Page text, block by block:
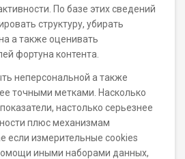
По базе этих сведений
структуру, убирать
а также оценивать
фортуна контента.
неперсональной а также
точными метками. Насколько
настолько серьезнее
плюс механизмам
если измерительные cookies
иными наборами данных,